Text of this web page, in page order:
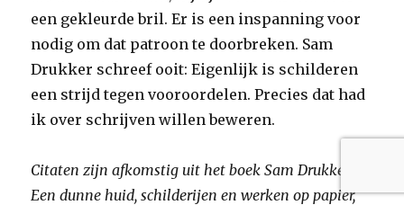
een gekleurde bril. Er is een inspanning voor
nodig om dat patroon te doorbreken. Sam
Drukker schreef ooit: Eigenlijk is schilderen
een strijd tegen vooroordelen. Precies dat had
ik over schrijven willen beweren.
Citaten zijn afkomstig uit het boek Sam Drukker,
Een dunne huid, schilderijen en werken op papier,